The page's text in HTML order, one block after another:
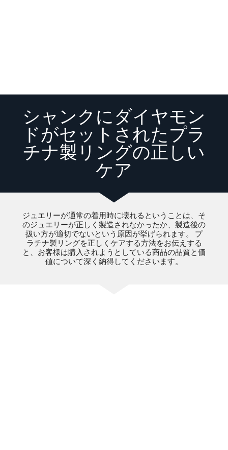
シャンクにダイヤモン
ドがセットされたプラ
チナ製リングの正しい
ケア
ジュエリーが通常の着用時に壊れるということは、そ
のジュエリーが正しく製造されなかったか、製造後の
扱い方が適切でないという原因が挙げられます。 プ
ラチナ製リングを正しくケアする方法をお伝えする
と、お客様は購入されようとしている商品の品質と価
値について深く納得してくださいます。